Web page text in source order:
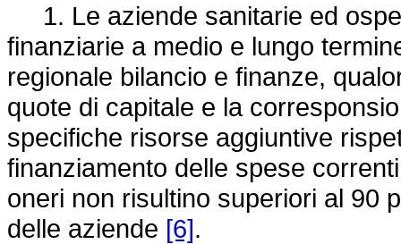
1. Le aziende sanitarie ed
finanziarie a medio e lungo
regionale bilancio e finanze,
quote di capitale e la
specifiche risorse aggiuntive
finanziamento delle spese
oneri non risultino superiori al 90
delle aziende [6].